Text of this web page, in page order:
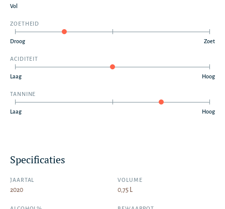
Vol
ZOETHEID
Droog Zoet
ACIDITEIT
Laag Hoog
TANNINE
Laag Hoog
Specificaties
JAARTAL
2020
VOLUME
0,75 L